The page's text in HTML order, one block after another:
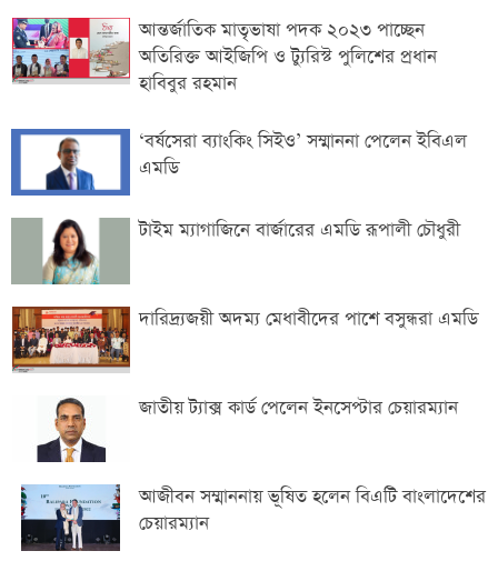
আন্তর্জাতিক মাতৃভাষা পদক ২০২৩ পাচ্ছেন
অতিরিক্ত আইজিপি ও ট্যুরিস্ট পুলিশের প্রধান
হাবিবুর রহমান
‘‌বর্ষসেরা ব্যাংকিং সিইও’ সম্মাননা পেলেন ইবিএল
এমডি
টাইম ম্যাগাজিনে বার্জারের এমডি রূপালী চৌধুরী
দারিদ্র্যজয়ী অদম্য মেধাবীদের পাশে বসুন্ধরা এমডি
জাতীয় ট্যাক্স কার্ড পেলেন ইনসেপ্টার চেয়ারম্যান
আজীবন সম্মাননায় ভূষিত হলেন বিএটি বাংলাদেশের
চেয়ারম্যান